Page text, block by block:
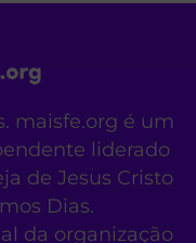
maisfe.org é um
liderado
de Jesus Cristo
Dias.
da organização